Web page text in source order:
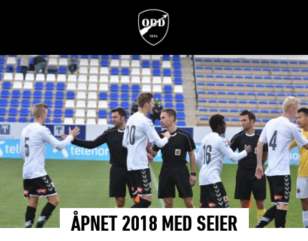
ÅPNET 2018 MED SEIER